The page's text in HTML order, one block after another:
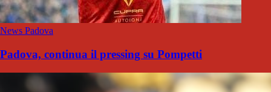
News Padova
Padova, continua il pressing su Pompetti